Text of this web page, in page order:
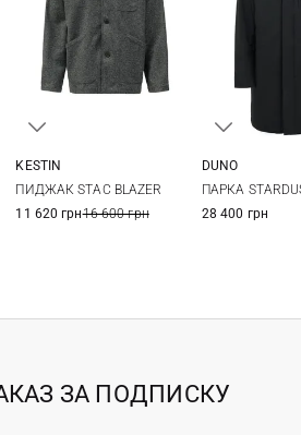
KESTIN
ПИДЖАК STAC BLAZER
11 620 грн16 600 грн
DUNO
ПАРКА
28 400 грн
ЗА ПОДПИСКУ